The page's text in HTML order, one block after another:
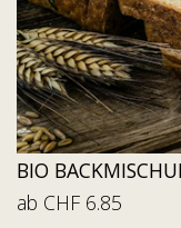
BIO
ab CHF 6.85